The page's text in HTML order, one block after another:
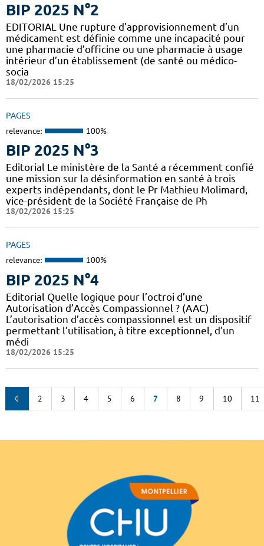
BIP 2025 N°2
EDITORIAL Une rupture d’approvisionnement d’un
médicament est définie comme une incapacité pour
une pharmacie d’officine ou une pharmacie à usage
intérieur d’un établissement (de santé ou médico-
socia
18/02/2026 15:25
PAGES
relevance: 100%
BIP 2025 N°3
Editorial Le ministère de la Santé a récemment confié
une mission sur la désinformation en santé à trois
experts indépendants, dont le Pr Mathieu Molimard,
vice-président de la Société Française de Ph
18/02/2026 15:25
PAGES
relevance: 100%
BIP 2025 N°4
Editorial Quelle logique pour l’octroi d’une
Autorisation d’Accès Compassionnel ? (AAC)
L’autorisation d’accès compassionnel est un dispositif
permettant l’utilisation, à titre exceptionnel, d’un
médi
18/02/2026 15:25
2 3 4 5 6 7 8 9 10 11